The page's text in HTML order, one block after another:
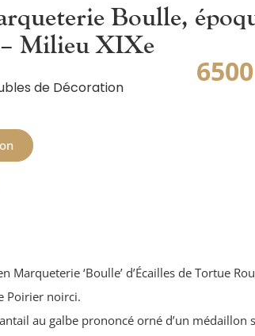
Boulle,
Milieu XIXe
de Décoration 6500
Marqueterie ‘Boulle’ d’Écailles de Tortue
Poirier noirci.
au galbe prononcé orné d’un médaillon